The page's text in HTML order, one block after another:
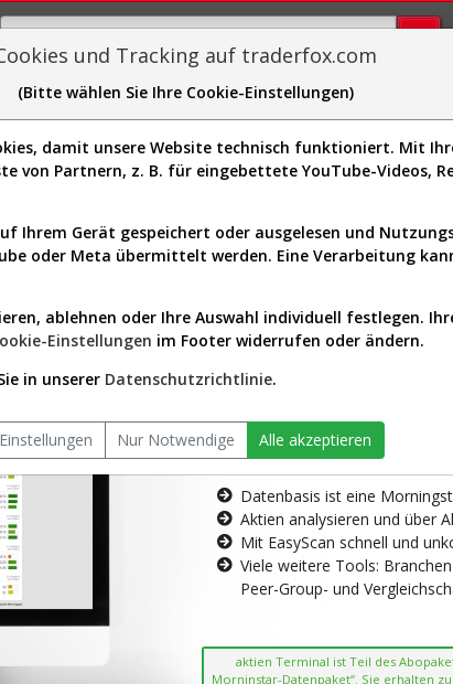
Sector-Spider Easy-Scan Visualizations
ist nur für Premium-Kunden
AKTIEN-
Die
Datenbasis ist eine
Aktien analysieren und über
Mit EasyScan schnell und
Viele weitere Tools:
Peer-Group- und
aktien Terminal ist Teil des
Morninstar-Datenpaket“. Sie erhalten
und Tracking auf traderfox.com
(Bitte wählen Sie Ihre Cookie-Einstellungen)
damit unsere Website technisch funktioniert. Mit
von Partnern, z. B. für eingebettete YouTube-Videos,
Ihrem Gerät gespeichert oder ausgelesen und
oder Meta übermittelt werden. Eine Verarbeitung
ablehnen oder Ihre Auswahl individuell festlegen.
Einstellungen im Footer widerrufen oder ändern.
in unserer Datenschutzrichtlinie.
Einstellungen Nur Notwendige Alle akzeptieren